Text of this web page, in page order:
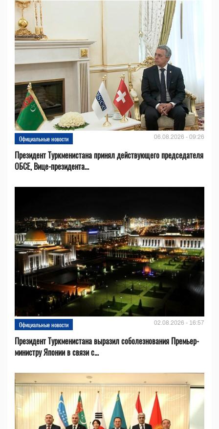
Официальные новости 06.08.2026 - 09:26
Президент Туркменистана принял действующего председателя
ОБСЕ, Вице-президента...
Официальные новости 02.08.2026 - 16:57
Президент Туркменистана выразил соболезнования Премьер-
министру Японии в связи с...